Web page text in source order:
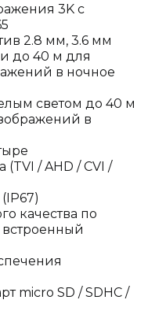
3K c
2.8 мм, 3.6 мм
до 40 м для
в ночное
светом до 40 м
в
/ AHD / CVI /
качества по
micro SD / SDHC /